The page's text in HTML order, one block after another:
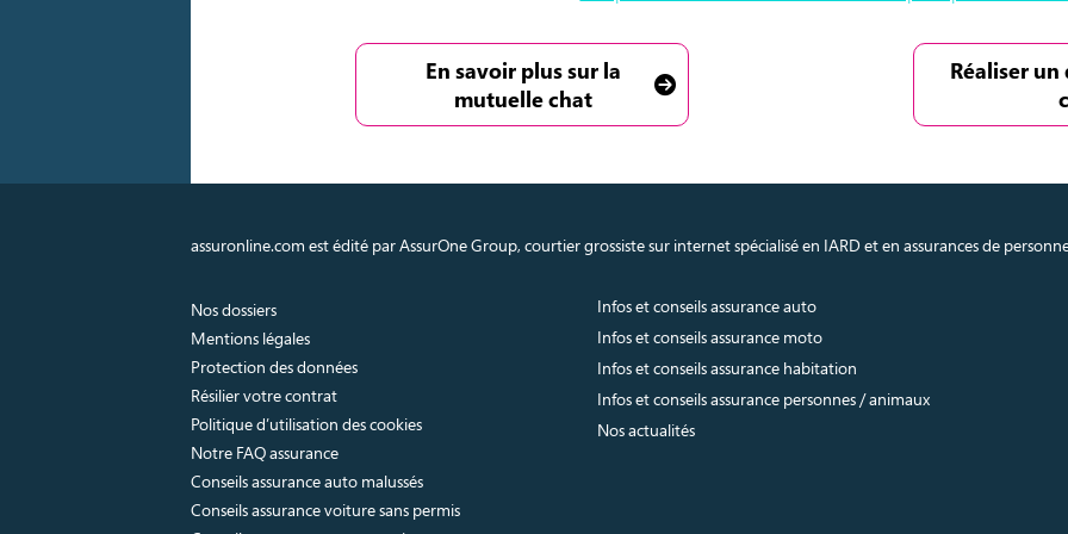
En savoir plus sur la
mutuelle chat
Réaliser
assuronline.com est édité par AssurOne Group, courtier grossiste sur internet spécialisé en IARD et en assurances de
Nos dossiers
Mentions légales
Protection des données
Résilier votre contrat
Politique d’utilisation des cookies
Notre FAQ assurance
Conseils assurance auto malussés
Conseils assurance voiture sans permis
Infos et conseils assurance auto
Infos et conseils assurance moto
Infos et conseils assurance habitation
Infos et conseils assurance personnes / animaux
Nos actualités